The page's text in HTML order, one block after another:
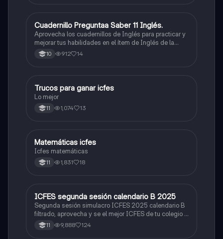
ICFES: Inglés
Cuadernillo Preguntaa Saber 11 Inglés.
Aprovecha los cuadernillos de Inglés para practicar y
mejorar tus habilidades en el ítem de Inglés de la
Prueba Saber 11. 🫡
10 912 14
Química
Trucos para ganar icfes
Lo mejor
11 1,074 13
ICFES: Matemáticas
Matemáticas icfes
Icfes matemáticas
11 1,831 18
ICFES: Lectura Crítica
ICFES segunda sesión calendario B 2025
Segunda sesión simulacro ICFES 2025 calendario B
filtrado, aprovecha y se el mejor ICFES de tu colegio y
poder ingresar a universidad, y estudiar aquella
carrera con la que tanto sueñas.
11 9,888 124